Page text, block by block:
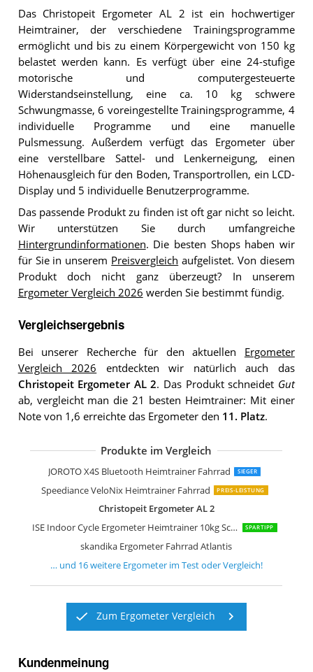
Das Christopeit Ergometer AL 2 ist ein hochwertiger
Heimtrainer, der verschiedene Trainingsprogramme
ermöglicht und bis zu einem Körpergewicht von 150 kg
belastet werden kann. Es verfügt über eine 24-stufige
motorische und computergesteuerte
Widerstandseinstellung, eine ca. 10 kg schwere
Schwungmasse, 6 voreingestellte Trainingsprogramme, 4
individuelle Programme und eine manuelle
Pulsmessung. Außerdem verfügt das Ergometer über
eine verstellbare Sattel- und Lenkerneigung, einen
Höhenausgleich für den Boden, Transportrollen, ein LCD-
Display und 5 individuelle Benutzerprogramme.
Das passende Produkt zu finden ist oft gar nicht so leicht.
Wir unterstützen Sie durch umfangreiche
Hintergrundinformationen. Die besten Shops haben wir
für Sie in unserem Preisvergleich aufgelistet. Von diesem
Produkt doch nicht ganz überzeugt? In unserem
Ergometer Vergleich 2026 werden Sie bestimmt fündig.
Vergleichsergebnis
Bei unserer Recherche für den aktuellen Ergometer
Vergleich 2026 entdeckten wir natürlich auch das
Christopeit Ergometer AL 2. Das Produkt schneidet Gut
ab, vergleicht man die 21 besten Heimtrainer: Mit einer
Note von 1,6 erreichte das Ergometer den 11. Platz.
Produkte im Vergleich
JOROTO X4S Bluetooth Heimtrainer Fahrrad SIEGER
Speediance VeloNix Heimtrainer Fahrrad PREIS-LEISTUNG
Christopeit Ergometer AL 2
ISE Indoor Cycle Ergometer Heimtrainer 10kg Schwungrad
SPARTIPP
skandika Ergometer Fahrrad Atlantis
HAMMER Ergometer Cardio Motion
skandika Centaurus Liege-Ergometer
AsVIVA Heimtrainer und Ergometer
skandika Ergometer Morpheus
HAMMER 4862 Ergometer Cardio XT6
SportPlus Heimtrainer klappbar
Ultrasport F-Bike Heimtrainer
Ultrasport Heimtrainer F-Bike 200B
HAMMER 4860 Heimtrainer Cardio T3
… und 16weitere Ergometerim Test oder Vergleich!
Zum Ergometer Vergleich
Kundenmeinung